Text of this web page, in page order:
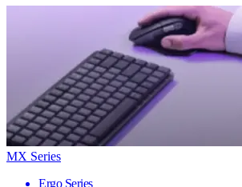
MX Series
Ergo Series